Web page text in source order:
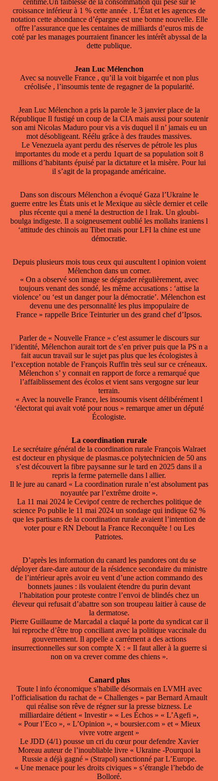
centime.Un faiblesse de la consommation qui pèse sur le
croissance inférieur à 1 % cette année . L’État et les agences de
notation cette abondance d’épargne est une bonne nouvelle. Elle
offre l’assurance que les centaines de milliards d’euros mis de
coté par les manages pourraient financer les intérêt abyssal de la
dette publique.
Jean Luc Mélenchon
Avec sa nouvelle France , qu’il la voit bigarrée et non plus
créolisée , l’insoumis tente de regagner de la popularité.
Jean Luc Mélenchon a pris la parole le 3 janvier place de la
République Il fustigé un coup de la CIA mais aussi pour soutenir
son ami Nicolas Maduro pour vis a vis duquel il n’ jamais eu un
mot désobligeant. Réélu grâce à des fraudes massives.
Le Venezuela ayant perdu des réserves de pétrole les plus
importantes du mode et a perdu 1quart de sa population soit 8
millions d’habitants épuisé par la dictature et la misère. Pour lui
il s’agit de la propagande américaine.
Dans son discours Mélenchon a évoqué Gaza l’Ukraine le
guerre entre les États unis et le Mexique au siècle dernier et celle
plus récente qui a mené la destruction de l Irak. Un gloubi-
boulga indigeste. Il a soigneusement oublié les mollahs iraniens l
‘attitude des chinois au Tibet mais pour LFI la chine est une
démocratie.
Depuis plusieurs mois tous ceux qui auscultent l opinion voient
Mélenchon dans un corner.
« On a observé son image se dégrader régulièrement, avec
toujours venant des sondé, les même accusations : ‘attise la
violence’ ou ‘est un danger pour la démocratie’. Mélenchon est
devenu une des personnalité les plus impopulaire de
France » rappelle Brice Teinturier un des grand chef d’Ipsos.
Parler de « Nouvelle France » c’est assumer le discours sur
l’identité, Mélenchon aurait tort de s’en priver puis que la PS n a
fait aucun travail sur le sujet pas plus que les écologistes à
l’exception notable de François Ruffin très seul sur ce créneaux.
Mélenchon s’ y connait en rapport de force a remarqué que
l’affaiblissement des écolos et vient sans vergogne sur leur
terrain.
« Avec la nouvelle France, les insoumis visent délibérément l
‘électorat qui avait voté pour nous » remarque amer un député
Écologiste.
La coordination rurale
Le secrétaire général de la coordination rurale François Walraet
est docteur en physique de plasmas.ce polytechnicien de 50 ans
s’est découvert la fibre paysanne sur le tard en 2025 dans il a
repris la ferme paternelle dans l allier.
Il le jure au canard « La coordination rurale n’est absolument pas
noyautée par l’extrême droite ».
La 11 mai 2024 le Cevipof centre de recherches politique de
science Po publie le 11 mai 2024 un sondage qui indique 62 %
que les partisans de la coordination rurale avaient l’intention de
voter pour e RN Debout la France Reconquête ! ou Les
Patriotes.
D’après les information du canard les pandores ont du se
déployer dare-dare autour de la résidence secondaire du ministre
de l’intérieur après avoir eu vent d’une action commando des
bonnets jaunes : ils voulaient étendre du purin devant
l’habitation pour proteste contre l’envoi de blindés chez un
éleveur qui refusait d’abattre son son troupeau laitier à cause de
la dermatose.
Pierre Guillaume de Marcadal a claqué la porte du syndicat car il
lui reproche d’être trop conciliant avec la politique vaccinale du
gouvernement. Il appelle a carrément a des actions
insurrectionnelles sur son compte X : « Il faut aller à la guerre si
non on va crever comme des chiens ».
Canard plus
Toute l info économique s’habille désormais en LVMH avec
l’officialisation du rachat de « Challenges » par Bernard Arnault
qui réalise son rêve de régner sur la presse bizness. Le
milliardaire détient « Investir » « Les Échos » « L’Agefi »,
« Pour l’Eco », « L’Opinion », « boursier.com » et « Mieux
vivre votre argent »
Le JDD (4/1) pousse un cri du cœur pour defendre Xavier
Moreau auteur de l’inoubliable livre « Ukraine -Pourquoi la
Russie a déjà gagné » (Strapol) sanctionné par L’Europe.
« Une menace pour les droits civiques » s’étrangle l’hebdo de
Bolloré.